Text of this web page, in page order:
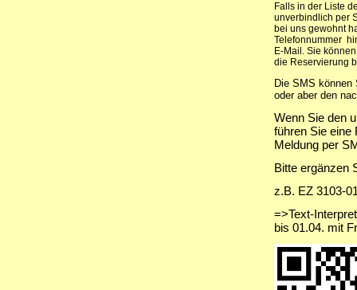
Falls in der Liste
unverbindlich per
bei uns gewohnt
Telefonnummer
E-Mail. Sie
die Reservierung
Die SMS können
oder aber den
Wenn Sie den
führen Sie eine
Meldung per
Bitte ergänzen
z.B. EZ 3103-
=>Text-
bis 01.04. mit